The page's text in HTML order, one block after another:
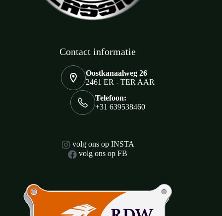
Contact informatie
Oostkanaalweg 26
2461 ER - TER AAR
Telefoon:
+31 639538460
volg ons op INSTA
volg ons op FB